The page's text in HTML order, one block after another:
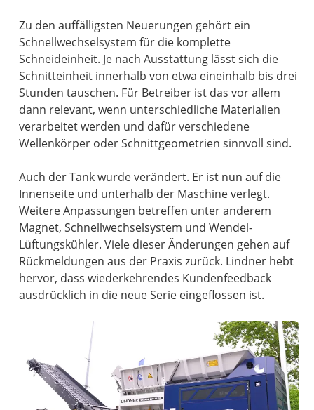
Zu den auffälligsten Neuerungen gehört ein
Schnellwechselsystem für die komplette
Schneideinheit. Je nach Ausstattung lässt sich die
Schnitteinheit innerhalb von etwa eineinhalb bis drei
Stunden tauschen. Für Betreiber ist das vor allem
dann relevant, wenn unterschiedliche Materialien
verarbeitet werden und dafür verschiedene
Wellenkörper oder Schnittgeometrien sinnvoll sind.
Auch der Tank wurde verändert. Er ist nun auf die
Innenseite und unterhalb der Maschine verlegt.
Weitere Anpassungen betreffen unter anderem
Magnet, Schnellwechselsystem und Wendel-
Lüftungskühler. Viele dieser Änderungen gehen auf
Rückmeldungen aus der Praxis zurück. Lindner hebt
hervor, dass wiederkehrendes Kundenfeedback
ausdrücklich in die neue Serie eingeflossen ist.